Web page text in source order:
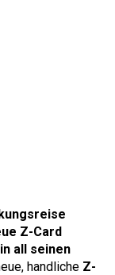
Z-Card
all seinen
handliche Z-